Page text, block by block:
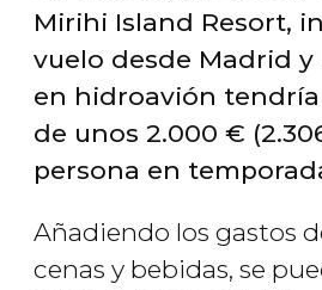
Mirihi Island Resort,
vuelo desde Madrid y
en hidroavión
de unos 2.000 €
persona en
Añadiendo los gastos
cenas y bebidas, se